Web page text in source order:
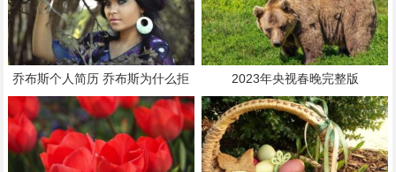
乔布斯个人简历 乔布斯为什么拒
绝手术
2023年央视春晚完整版